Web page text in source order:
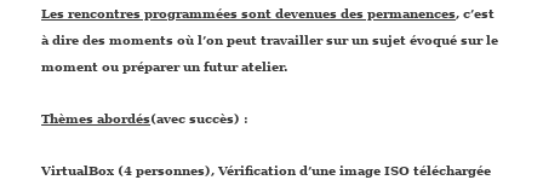
Les rencontres programmées sont devenues des permanences, c’est
à dire des moments où l’on peut travailler sur un sujet évoqué sur le
moment ou préparer un futur atelier.
Thèmes abordés(avec succès) :
VirtualBox (4 personnes), Vérification d’une image ISO téléchargée